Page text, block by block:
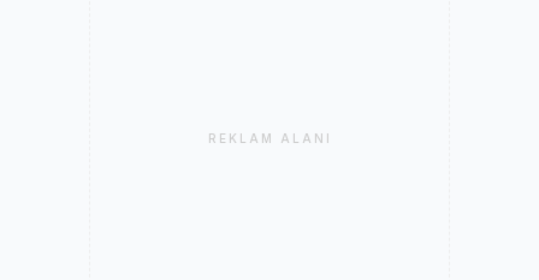
REKLAM ALANI